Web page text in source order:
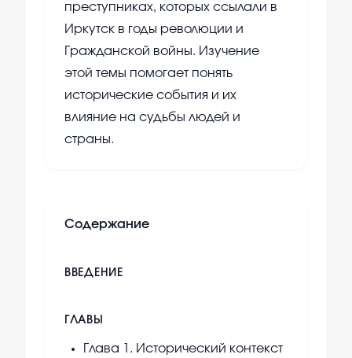
преступниках, которых ссылали в
Иркутск в годы революции и
Гражданской войны. Изучение
этой темы помогает понять
исторические события и их
влияние на судьбы людей и
страны.
Содержание
ВВЕДЕНИЕ
ГЛАВЫ
Глава 1. Исторический контекст